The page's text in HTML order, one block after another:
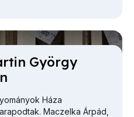
György
Háza
Maczelka Árpád,